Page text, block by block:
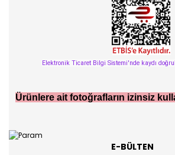
Elektronik Ticaret Bilgi Sistemi'nde kaydı
Ürünlere ait fotoğrafların izinsiz
E-BÜLTEN